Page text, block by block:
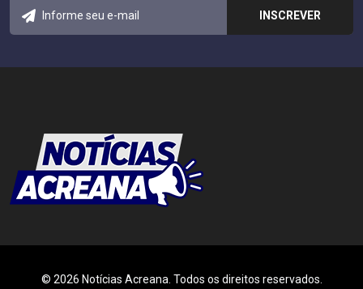
© 2026 Notícias Acreana. Todos os direitos reservados.